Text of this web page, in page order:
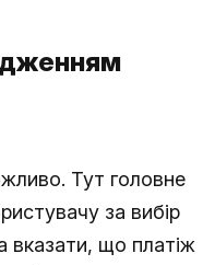
Тут головне
за вибір
вказати, що платіж